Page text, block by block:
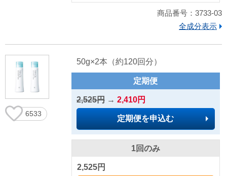
商品番号：3733-03
全成分表示
6533
50g×2本（約120回分）
定期便
2,525円→ 2,410円
定期便を申込む
1回のみ
2,525円